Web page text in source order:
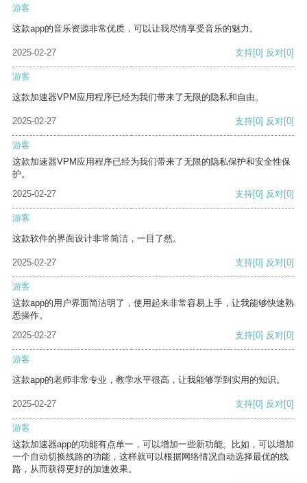
游客
这款app的音乐资源非常优质，可以让我尽情享受音乐的魅力。
2025-02-27 支持[0] 反对[0]
游客
这款加速器VPM应用程序已经为我们带来了无限的隐私和自由。
2025-02-27 支持[0] 反对[0]
游客
这款加速器VPM应用程序已经为我们带来了无限的隐私保护和安全性保
护。
2025-02-27
支持[0] 反对[0]
游客
这款软件的界面设计非常简洁，一目了然。
2025-02-27 支持[0] 反对[0]
游客
这款app的用户界面简洁明了，使用起来非常容易上手，让我能够快速熟
悉操作。
2025-02-27
支持[0] 反对[0]
游客
这款app的老师非常专业，教学水平很高，让我能够学到实用的知识。
2025-02-27 支持[0] 反对[0]
游客
这款加速器app的功能有点单一，可以增加一些新功能。比如，可以增加
一个自动切换线路的功能，这样就可以根据网络情况自动选择最优的线
路，从而获得更好的加速效果。